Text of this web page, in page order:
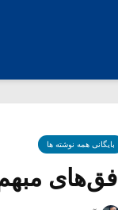
بایگانی همه نوشته ها
افق‌های